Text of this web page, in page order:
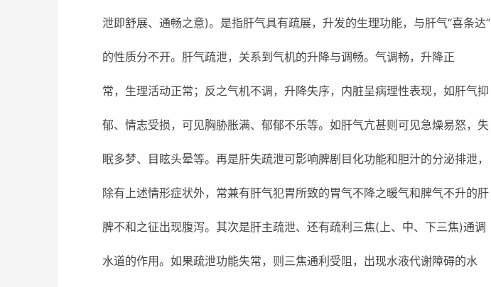
泄即舒展、通畅之意)。是指肝气具有疏展，升发的生理功能，与肝气“喜条达”
的性质分不开。肝气疏泄，关系到气机的升降与调畅。气调畅，升降正
常，生理活动正常；反之气机不调，升降失序，内脏呈病理性表现，如肝气抑
郁、情志受损，可见胸胁胀满、郁郁不乐等。如肝气亢甚则可见急燥易怒，失
眠多梦、目眩头晕等。再是肝失疏泄可影响脾剧目化功能和胆汁的分泌排泄，
除有上述情形症状外，常兼有肝气犯胃所致的胃气不降之暖气和脾气不升的肝
脾不和之征出现腹泻。其次是肝主疏泄、还有疏利三焦(上、中、下三焦)通调
水道的作用。如果疏泄功能失常，则三焦通利受阻，出现水液代谢障碍的水